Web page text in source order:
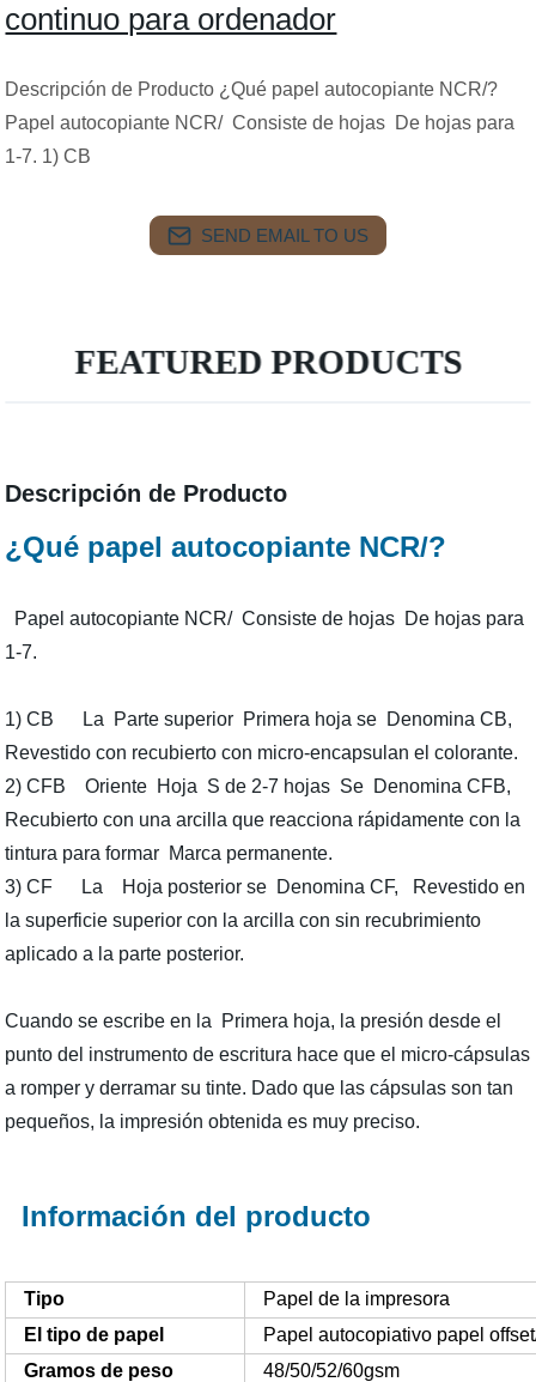
continuo para ordenador
Descripción de Producto ¿Qué papel autocopiante NCR/?
Papel autocopiante NCR/ Consiste de hojas De hojas para
1-7. 1) CB
SEND EMAIL TO US
FEATURED PRODUCTS
Descripción de Producto
¿Qué papel autocopiante NCR/?
Papel autocopiante NCR/ Consiste de hojas De hojas para
1-7.
1) CB La Parte superior Primera hoja se Denomina CB,
Revestido con recubierto con micro-encapsulan el colorante.
2) CFB Oriente Hoja S de 2-7 hojas Se Denomina CFB,
Recubierto con una arcilla que reacciona rápidamente con la
tintura para formar Marca permanente.
3) CF La Hoja posterior se Denomina CF, Revestido en
la superficie superior con la arcilla con sin recubrimiento
aplicado a la parte posterior.
Cuando se escribe en la Primera hoja, la presión desde el
punto del instrumento de escritura hace que el micro-cápsulas
a romper y derramar su tinte. Dado que las cápsulas son tan
pequeños, la impresión obtenida es muy preciso.
Información del producto
Tipo
Papel de la impresora
El tipo de papel
Papel autocopiativo papel
Gramos de peso
48/50/52/60gsm